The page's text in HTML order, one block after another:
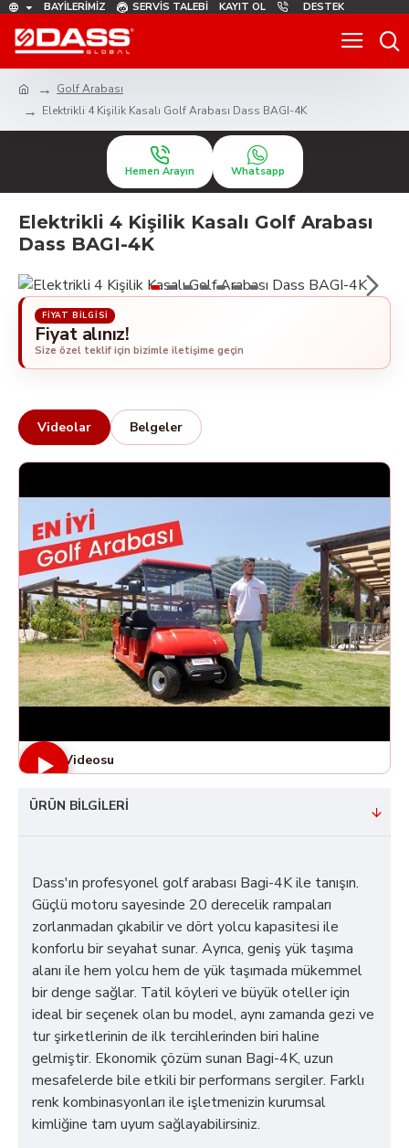
BAYILERIMIZ SERVIS TALEBI KAYIT OL DESTEK
Golf Arabası
Elektrikli 4 Kişilik Kasalı Golf Arabası Dass BAGI-4K
Hemen Arayın Whatsapp
Elektrikli 4 Kişilik Kasalı Golf Arabası
Dass BAGI-4K
Fiyat alınız!
Videolar Belgeler
Ürün Videosu
ÜRÜN BILGILERI
Dass'ın profesyonel golf arabası Bagi-4K ile tanışın.
Güçlü motoru sayesinde 20 derecelik rampaları
zorlanmadan çıkabilir ve dört yolcu kapasitesi ile
konforlu bir seyahat sunar. Ayrıca, geniş yük taşıma
alanı ile hem yolcu hem de yük taşımada mükemmel
bir denge sağlar. Tatil köyleri ve büyük oteller için
ideal bir seçenek olan bu model, aynı zamanda gezi ve
tur şirketlerinin de ilk tercihlerinden biri haline
gelmiştir. Ekonomik çözüm sunan Bagi-4K, uzun
mesafelerde bile etkili bir performans sergiler. Farklı
renk kombinasyonları ile işletmenizin kurumsal
kimliğine tam uyum sağlayabilirsiniz.